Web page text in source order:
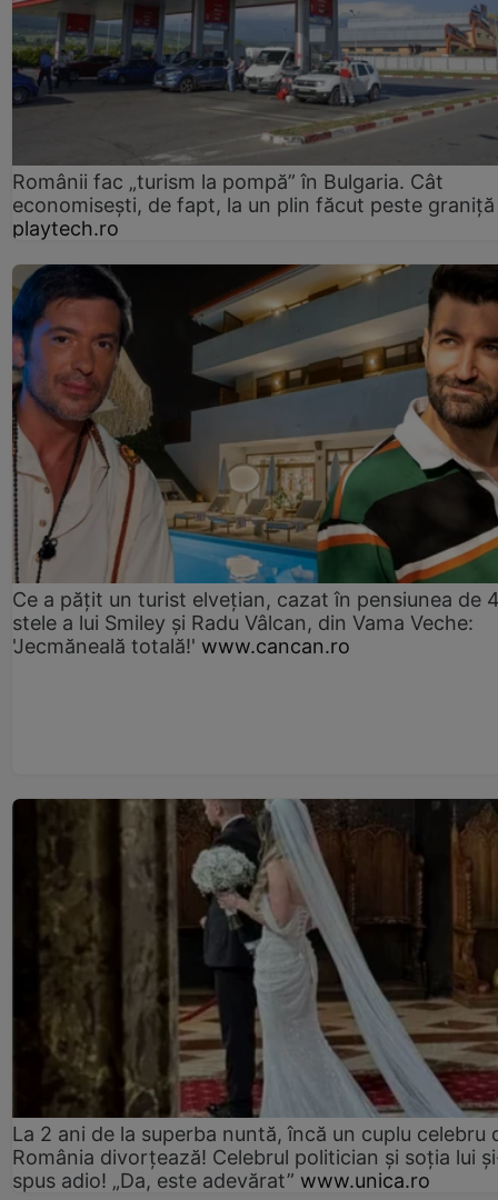
Românii fac „turism la pompă” în Bulgaria. Cât
economisești, de fapt, la un plin făcut peste graniță
playtech.ro
Ce a pățit un turist elvețian, cazat în pensiunea de
stele a lui Smiley și Radu Vâlcan, din Vama Veche:
'Jecmăneală totală!' www.cancan.ro
La 2 ani de la superba nuntă, încă un cuplu celebru
România divorțează! Celebrul politician și soția lui
spus adio! „Da, este adevărat” www.unica.ro